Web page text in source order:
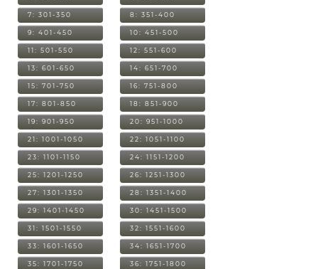
7: 301-350 8: 351-400
9: 401-450 10: 451-500
11: 501-550 12: 551-600
13: 601-650 14: 651-700
15: 701-750 16: 751-800
17: 801-850 18: 851-900
19: 901-950 20: 951-1000
21: 1001-1050 22: 1051-1100
23: 1101-1150 24: 1151-1200
25: 1201-1250 26: 1251-1300
27: 1301-1350 28: 1351-1400
29: 1401-1450 30: 1451-1500
31: 1501-1550 32: 1551-1600
33: 1601-1650 34: 1651-1700
35: 1701-1750 36: 1751-1800